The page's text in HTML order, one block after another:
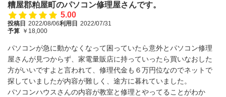
糟屋郡粕屋町のパソコン修理屋さんです。
5.00
投稿日 2022/08/06利用日 2022/07/31
予算 ￥18,000
パソコンが急に動かなくなって困っていたら意外とパソコン修理
屋さんが見つからず、家電量販店に持っていったら買いなおした
方がいいですよと言われて、修理代金も６万円位なのでネットで
探していましたが内容が難しく、途方に暮れていました。
パソコンハウスさんの内容が教室と修理とやってることがわか